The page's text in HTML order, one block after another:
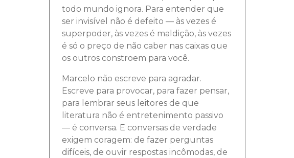
todo mundo ignora. Para entender que
ser invisível não é defeito — às vezes é
superpoder, às vezes é maldição, às vezes
é só o preço de não caber nas caixas que
os outros constroem para você.
Marcelo não escreve para agradar.
Escreve para provocar, para fazer pensar,
para lembrar seus leitores de que
literatura não é entretenimento passivo
— é conversa. E conversas de verdade
exigem coragem: de fazer perguntas
difíceis, de ouvir respostas incômodas, de